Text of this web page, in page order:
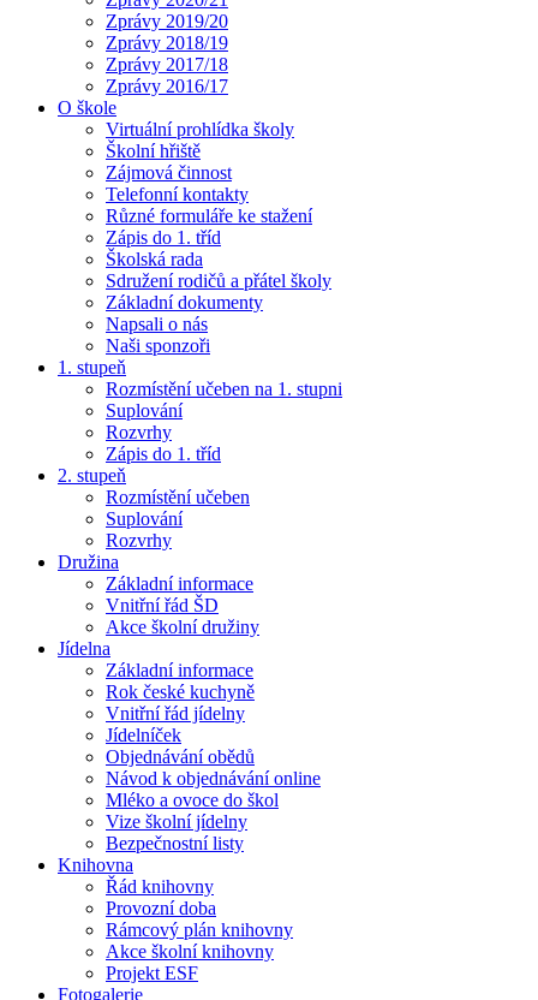
Zprávy 2019/20
Zprávy 2018/19
Zprávy 2017/18
Zprávy 2016/17
O škole
Virtuální prohlídka školy
Školní hřiště
Zájmová činnost
Telefonní kontakty
Různé formuláře ke stažení
Zápis do 1. tříd
Školská rada
Sdružení rodičů a přátel školy
Základní dokumenty
Napsali o nás
Naši sponzoři
1. stupeň
Rozmístění učeben na 1. stupni
Suplování
Rozvrhy
Zápis do 1. tříd
2. stupeň
Rozmístění učeben
Suplování
Rozvrhy
Družina
Základní informace
Vnitřní řád ŠD
Akce školní družiny
Jídelna
Základní informace
Rok české kuchyně
Vnitřní řád jídelny
Jídelníček
Objednávání obědů
Návod k objednávání online
Mléko a ovoce do škol
Vize školní jídelny
Bezpečnostní listy
Knihovna
Řád knihovny
Provozní doba
Rámcový plán knihovny
Akce školní knihovny
Projekt ESF
Fotogalerie